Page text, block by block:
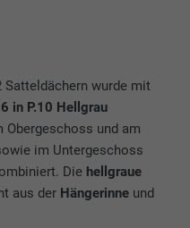
Satteldächern wurde mit
in P.10 Hellgrau
Obergeschoss und am
im Untergeschoss
Die hellgraue
aus der Hängerinne und